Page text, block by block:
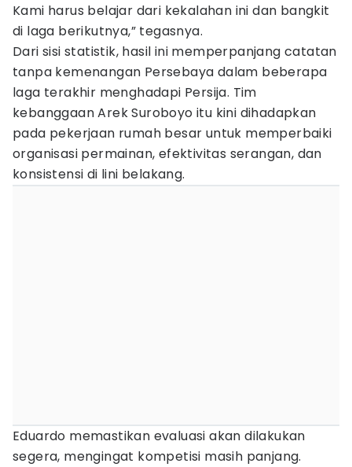
Kami harus belajar dari kekalahan ini dan bangkit
di laga berikutnya,” tegasnya.
Dari sisi statistik, hasil ini memperpanjang catatan
tanpa kemenangan Persebaya dalam beberapa
laga terakhir menghadapi Persija. Tim
kebanggaan Arek Suroboyo itu kini dihadapkan
pada pekerjaan rumah besar untuk memperbaiki
organisasi permainan, efektivitas serangan, dan
konsistensi di lini belakang.
Eduardo memastikan evaluasi akan dilakukan
segera, mengingat kompetisi masih panjang.